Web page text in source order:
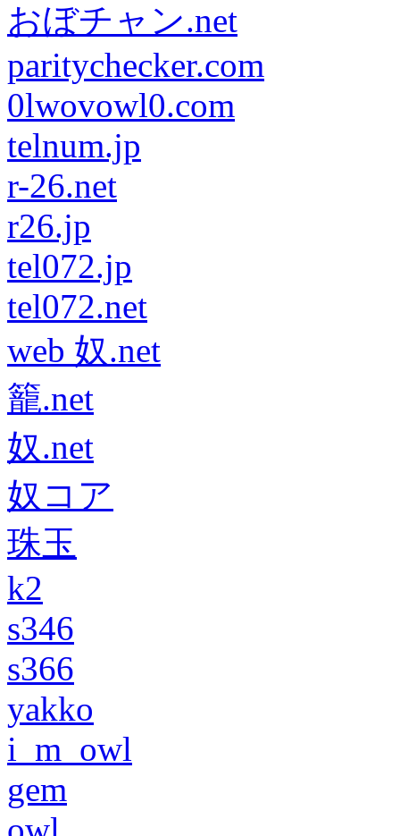
おぼチャン.net
paritychecker.com
0lwovowl0.com
telnum.jp
r-26.net
r26.jp
tel072.jp
tel072.net
web 奴.net
籠.net
奴.net
奴コア
珠玉
k2
s346
s366
yakko
i_m_owl
gem